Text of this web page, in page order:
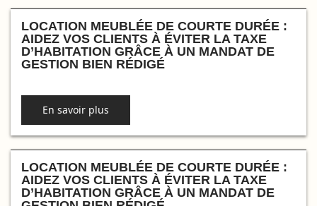
LOCATION MEUBLÉE DE COURTE DURÉE :
AIDEZ VOS CLIENTS À ÉVITER LA TAXE
D’HABITATION GRÂCE À UN MANDAT DE
GESTION BIEN RÉDIGÉ
En savoir plus
LOCATION MEUBLÉE DE COURTE DURÉE :
AIDEZ VOS CLIENTS À ÉVITER LA TAXE
D’HABITATION GRÂCE À UN MANDAT DE